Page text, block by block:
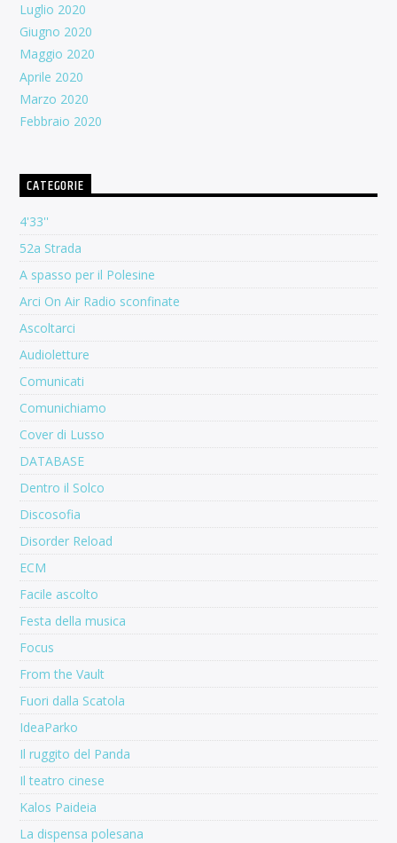
Luglio 2020
Giugno 2020
Maggio 2020
Aprile 2020
Marzo 2020
Febbraio 2020
CATEGORIE
4'33''
52a Strada
A spasso per il Polesine
Arci On Air Radio sconfinate
Ascoltarci
Audioletture
Comunicati
Comunichiamo
Cover di Lusso
DATABASE
Dentro il Solco
Discosofia
Disorder Reload
ECM
Facile ascolto
Festa della musica
Focus
From the Vault
Fuori dalla Scatola
IdeaParko
Il ruggito del Panda
Il teatro cinese
Kalos Paideia
La dispensa polesana